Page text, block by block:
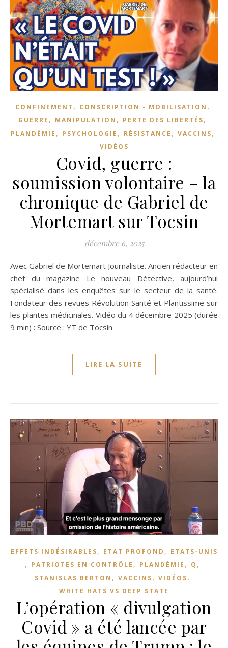
CONFINEMENT , CONSCRIPTION - MOBILISATION ,
GUERRE , MANIPULATION , PERTE DES LIBERTÉS,
PLANDÉMIE , PSYCHOLOGIE , RÉSISTANCE , VACCINS,
VIDÉOS
Covid, guerre :
soumission volontaire – la
chronique de Gabriel de
Mortemart sur Tocsin
décembre 6, 2025
Avec Gabriel de Mortemart Journaliste. Ancien rédacteur en
chef du magazine Le nouveau Détective, aujourd’hui
spécialisé dans les enquêtes sur le secteur de la santé.
Fondateur des revues Révolution Santé et Plantissime sur
les plantes médicinales. Vidéo du 4 décembre 2025 (durée
9 min) : Source : YT de Tocsin
LIRE LA SUITE
EFFETS INDÉSIRABLES, ETAT PROFOND , ETATS-UNIS
, PATRIOTES EN CONTRÔLE , PLANDÉMIE , Q ,
STANISLAS BERTON , VACCINS, VIDÉOS,
WHITE HATS VS DEEP STATE
L’opération « divulgation
Covid » a été lancée par